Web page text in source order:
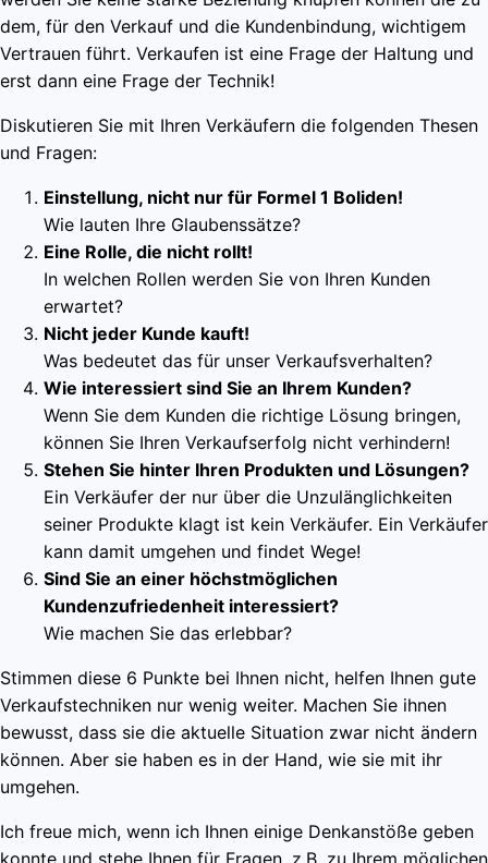
dem, für den Verkauf und die Kundenbindung, wichtigem
Vertrauen führt. Verkaufen ist eine Frage der Haltung und
erst dann eine Frage der Technik!
Diskutieren Sie mit Ihren Verkäufern die folgenden Thesen
und Fragen:
Einstellung, nicht nur für Formel 1 Boliden!
Wie lauten Ihre Glaubenssätze?
Eine Rolle, die nicht rollt!
In welchen Rollen werden Sie von Ihren Kunden
erwartet?
Nicht jeder Kunde kauft!
Was bedeutet das für unser Verkaufsverhalten?
Wie interessiert sind Sie an Ihrem Kunden?
Wenn Sie dem Kunden die richtige Lösung bringen,
können Sie Ihren Verkaufserfolg nicht verhindern!
Stehen Sie hinter Ihren Produkten und Lösungen?
Ein Verkäufer der nur über die Unzulänglichkeiten
seiner Produkte klagt ist kein Verkäufer. Ein Verkäufer
kann damit umgehen und findet Wege!
Sind Sie an einer höchstmöglichen
Kundenzufriedenheit interessiert?
Wie machen Sie das erlebbar?
Stimmen diese 6 Punkte bei Ihnen nicht, helfen Ihnen gute
Verkaufstechniken nur wenig weiter. Machen Sie ihnen
bewusst, dass sie die aktuelle Situation zwar nicht ändern
können. Aber sie haben es in der Hand, wie sie mit ihr
umgehen.
Ich freue mich, wenn ich Ihnen einige Denkanstöße geben
konnte und stehe Ihnen für Fragen, z.B. zu Ihrem möglichen